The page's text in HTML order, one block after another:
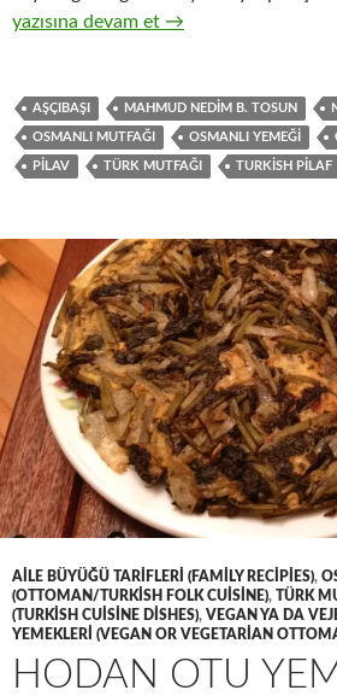
KÖSE PİLAVI
yazısına devam et →
AŞÇIBAŞI MAHMUD NEDIM B. TOSUN
OSMANLI MUTFAĞI OSMANLI YEMEĞI
PILAV TÜRK MUTFAĞI TURKISH PILAF
AILE BÜYÜĞÜ TARIFLERI (FAMILY RECIPIES),
(OTTOMAN/TURKISH FOLK CUISINE), TÜRK
(TURKISH CUISINE DISHES), VEGAN YA DA
YEMEKLERI (VEGAN OR VEGETARIAN
HODAN OTU